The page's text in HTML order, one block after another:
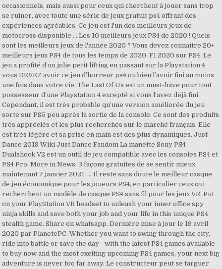
occasionnels, mais aussi pour ceux qui cherchent à jouer sans trop
se ruiner, avec toute une série de jeux gratuit ps4 offrant des
expériences agréables. Ce jeu est l'un des meilleurs jeux de
motocross disponible ... Les 10 meilleurs jeux PS4 de 2020 ! Quels
sont les meilleurs jeux de l'année 2020 ? Vous devez connaître 20+
meilleurs jeux PS4 de tous les temps de 2020. F1 2020 sur PS4. Le
jeu a profité d’un jolie petit lifting en passant sur la Playstation 4,
vous DEVEZ avoir ce jeu d’horreur ps4 ou bien l’avoir fini au moins
une fois dans votre vie. The Last Of Us est un must-have pour tout
possesseur d’une Playstation 4 excepté si vous l’avez déjà fini.
Cependant, il est très probable qu’une version améliorée du jeu
sorte sur PS5 peu après la sortie de la console. Ce sont des produits
très appréciés et les plus recherchés sur le marché français. Elle
est très légère et sa prise en main est des plus dynamiques. Just
Dance 2019 Wiki Just Dance Fandom La manette Sony PS4
Dualshock V2 est un outil de jeu compatible avec les consoles PS4 et
PS4 Pro. More in News: 3 façons gratuites de se sentir mieux
maintenant 7 janvier 2021; ... Il reste sans doute le meilleur casque
de jeu économique pour les joueurs PS4, en particulier ceux qui
recherchent un modèle de casque PS4 sans fil pour les jeux VR. Put
on your PlayStation VR headset to unleash your inner office spy
ninja skills and save both your job and your life in this unique PS4
stealth game. Share on whatsapp. Dernière mise à jour le 19 avril
2020 par PlanetePC. Whether you want to swing through the city,
ride into battle or save the day - with the latest PS4 games available
to buy now and the most exciting upcoming PS4 games, your next big
adventure is never too far away. Le constructeur peut se targuer